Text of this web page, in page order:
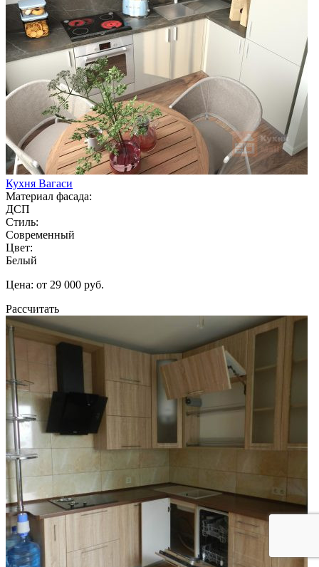
Кухня Вагаси
Материал фасада:
ДСП
Стиль:
Современный
Цвет:
Белый
Цена: от 29 000 руб.
Рассчитать